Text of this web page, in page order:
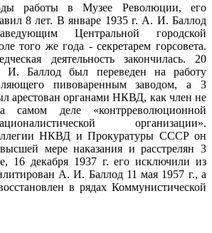
работы в Музее Революции, его
8 лет. В январе 1935 г. А. И. Баллод
Центральной городской
того же года - секретарем горсовета.
деятельность закончилась. 20
И. Баллод был переведен на работу
пивоваренным заводом, а 3
арестован органами НКВД, как член не
самом деле «контрреволюционной
организации».
НКВД и Прокуратуры СССР он
мере наказания и расстрелян 3
16 декабря 1937 г. его исключили из
А. И. Баллод 11 мая 1957 г., а
в рядах Коммунистической